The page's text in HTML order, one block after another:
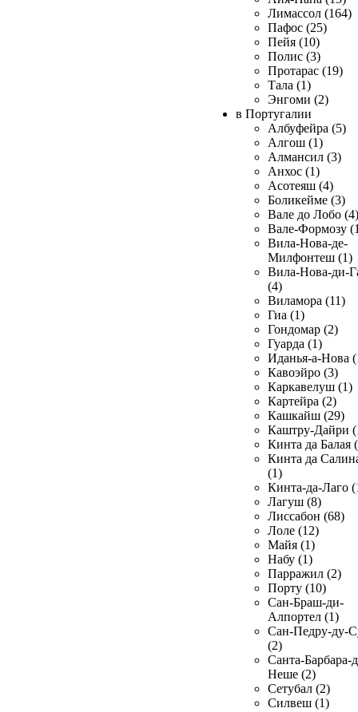
Лимассол (164)
Пафос (25)
Пейя (10)
Полис (3)
Протарас (19)
Тала (1)
Энгоми (2)
в Португалии
Албуфейра (5)
Алгош (1)
Алмансил (3)
Анхос (1)
Асотеяш (4)
Боликейме (3)
Вале до Лобо (4)
Вале-Формозу
Вила-Нова-де-
Милфонтеш (1)
Вила-Нова-ди-
(4)
Виламора (11)
Гиа (1)
Гондомар (2)
Гуарда (1)
Иданья-а-Нова
Кавоэйро (3)
Каркавелуш (1)
Картейра (2)
Кашкайш (29)
Каштру-Дайри
Кинта да Балая
Кинта да
(1)
Кинта-да-Лаго
Лагуш (8)
Лиссабон (68)
Лоле (12)
Майя (1)
Набу (1)
Парражил (2)
Порту (10)
Сан-Браш-ди-
Алпортел (1)
Сан-Педру-ду-
(2)
Санта-Барбара-
Неше (2)
Сетубал (2)
Силвеш (1)